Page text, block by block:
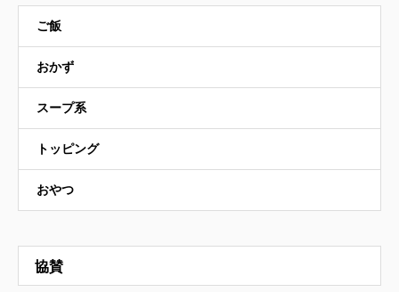
ご飯
おかず
スープ系
トッピング
おやつ
協賛